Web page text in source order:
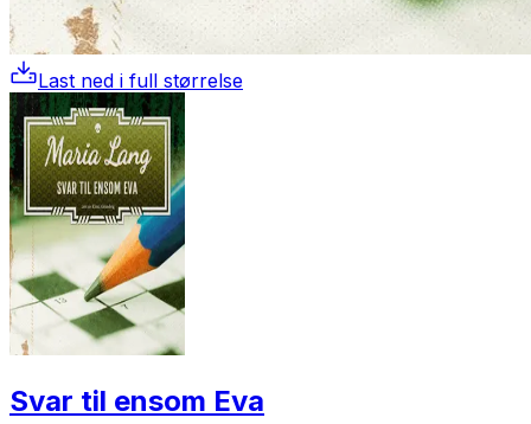
Last ned i full størrelse
Svar til ensom Eva